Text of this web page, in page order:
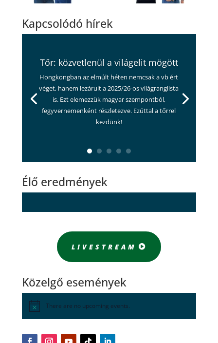
Kapcsolódó hírek
Tőr: közvetlenül a világelit mögött
Hongkongban az elmúlt héten nemcsak a vb ért
véget, hanem lezárult a 2025/26-os világranglista
is. Ezt elemezzük magyar szempontból,
fegyvernemenként részletezve. Ezúttal a tőrrel
kezdünk!
Élő eredmények
LIVESTREAM
Közelgő események
There are no upcoming events.